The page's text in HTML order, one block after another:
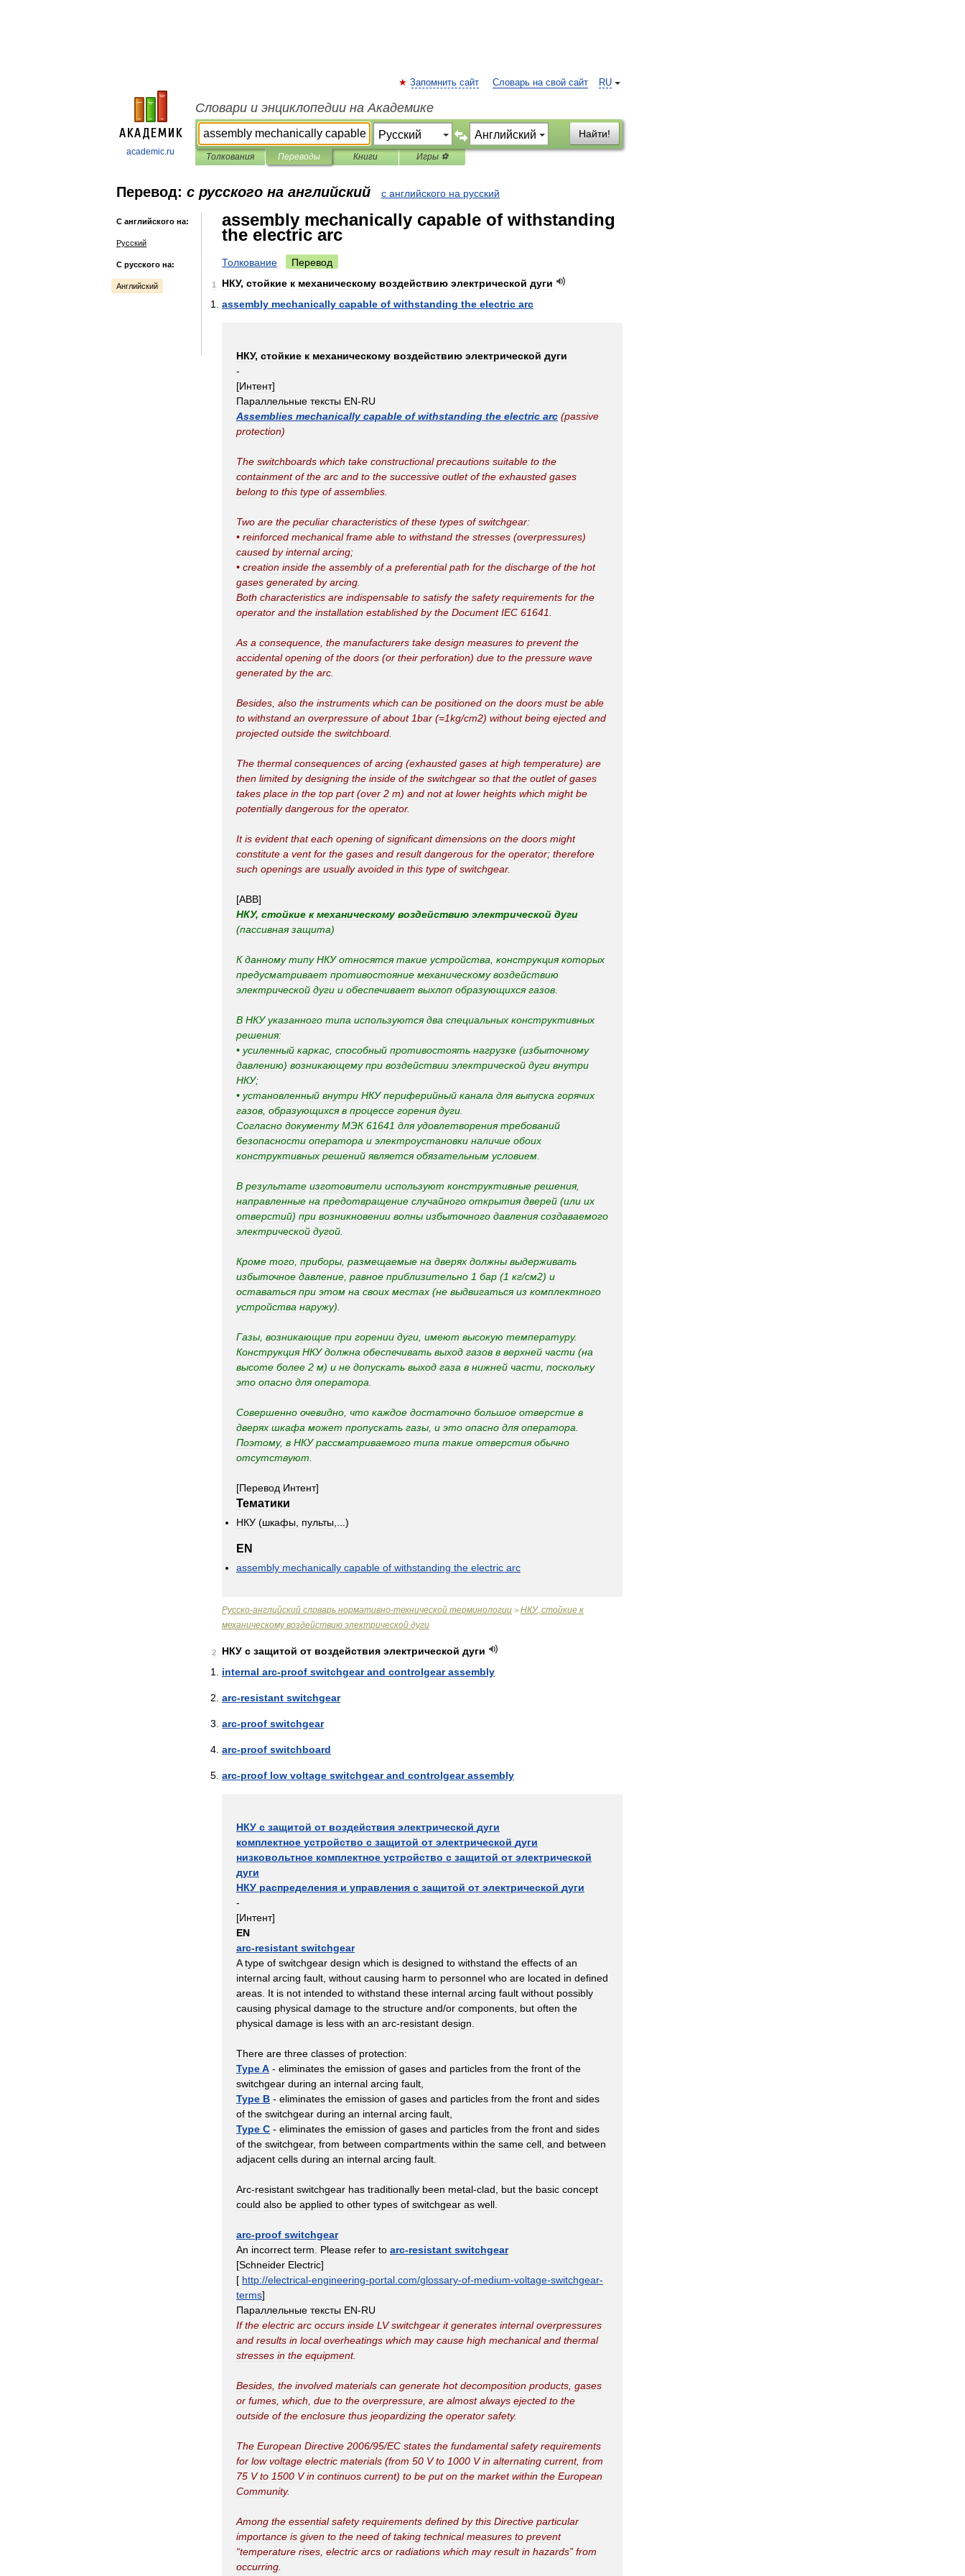
academic.ru
RU
Запомнить сайт Словарь на свой сайт
Словари и энциклопедии на Академике
Найти!
Толкования Переводы Книги Игры ⚽
Перевод: с русского на английский с английского на русский
С английского на:
Русский
С русского на:
Английский
assembly mechanically capable of withstanding
the electric arc
Толкование Перевод
1 НКУ, стойкие к механическому воздействию электрической дуги
assembly mechanically capable of withstanding the electric arc
НКУ, стойкие к механическому воздействию электрической дуги
-
[Интент]
Параллельные тексты EN-RU
Assemblies mechanically capable of withstanding the electric arc (passive
protection)
The switchboards which take constructional precautions suitable to the
containment of the arc and to the successive outlet of the exhausted gases
belong to this type of assemblies
Two are the peculiar characteristics of these types of switchgear:
• reinforced mechanical frame able to withstand the stresses (overpressures)
caused by internal arcing;
• creation inside the assembly of a preferential path for the discharge of the hot
gases generated by arcing
Both characteristics are indispensable to satisfy the safety requirements for the
operator and the installation established by the Document IEC 61641
As a consequence the manufacturers take design measures to prevent the
accidental opening of the doors (or their perforation) due to the pressure wave
generated by the arc
Besides also the instruments which can be positioned on the doors must be able
to withstand an overpressure of about 1bar (=1kg/cm2) without being ejected and
projected outside the switchboard
The thermal consequences of arcing (exhausted gases at high temperature) are
then limited by designing the inside of the switchgear so that the outlet of gases
takes place in the top part(over 2 m) and not at lower heights which might be
potentially dangerous for the operator.
It is evident that each opening of significant dimensions on the doors might
constitute a vent for the gases and result dangerous for the operator; therefore
such openings are usually avoided in this type of switchgear.
[ABB]
НКУ, стойкие к механическому воздействию электрической дуги
(пассивная защита)
К данному типу НКУ относятся такие устройства конструкция которых
предусматривает противостояние механическому воздействию
электрической дуги и обеспечивает выхлоп образующихся газов
В НКУ указанного типа используются два специальных конструктивных
решения:
• усиленный каркас способный противостоять нагрузке (избыточному
давлению) возникающему при воздействии электрической дуги внутри
НКУ;
• установленный внутри НКУ периферийный канала для выпуска горячих
газов образующихся в процессе горения дуги
Согласно документу МЭК 61641 для удовлетворения требований
безопасности оператора и электроустановки наличие обоих
конструктивных решений является обязательным условием
В результате изготовители используют конструктивные решения,
направленные на предотвращение случайного открытия дверей (или их
отверстий) при возникновении волны избыточного давления создаваемого
электрической дугой
Кроме того приборы размещаемые на дверях должны выдерживать
избыточное давление равное приблизительно 1 бар (1 кг/см2) и
оставаться при этом на своих местах (не выдвигаться из комплектного
устройства наружу).
Газы возникающие при горении дуги имеют высокую температуру.
Конструкция НКУ должна обеспечивать выход газов в верхней части (на
высоте более 2 м) и не допускать выход газа в нижней части поскольку
это опасно для оператора
Совершенно очевидно что каждое достаточно большое отверстие в
дверях шкафа может пропускать газы и это опасно для оператора
Поэтому, в НКУ рассматриваемого типа такие отверстия обычно
отсутствуют
[Перевод Интент]
Тематики
НКУ (шкафы пульты ,...)
EN
assembly mechanically capable of withstanding the electric arc
Русско-английский словарь нормативно-технической терминологии > НКУ, стойкие к
механическому воздействию электрической дуги
2 НКУ с защитой от воздействия электрической дуги
internal arc-proof switchgear and controlgear assemblу
arc-resistant switchgear
arc-proof switchgear
arc-proof switchboard
arc-proof low voltage switchgear and controlgear assembly
НКУ с защитой от воздействия электрической дуги
комплектное устройство с защитой от электрической дуги
низковольтное комплектное устройство с защитой от электрической
дуги
НКУ распределения и управления с защитой от электрической дуги
-
[Интент]
EN
arc-resistant switchgear
A type of switchgear design which is designed to withstand the effects of an
internal arcing fault without causing harm to personnel who are located in defined
areas It is not intended to withstand these internal arcing fault without possibly
causing physical damage to the structure and/or components but often the
physical damage is less with an arc-resistant design
There are three classes of protection:
TypeA - eliminates the emission of gases and particles from the front of the
switchgear during an internal arcing fault
Type B - eliminates the emission of gases and particles from the front and sides
of the switchgear during an internal arcing fault
Type C - eliminates the emission of gases and particles from the front and sides
of the switchgear, from between compartments within the same cell and between
adjacent cells during an internal arcing fault
Arc-resistant switchgear has traditionally been metal-clad but the basic concept
could also be applied to other types of switchgear as well
arc-proof switchgear
An incorrect term Please refer to arc-resistant switchgear
[Schneider Electric]
[ http://electrical-engineering-portal com/glossary-of-medium-voltage-switchgear-
terms]
Параллельные тексты EN-RU
If the electric arc occurs inside LV switchgear it generates internal overpressures
and results in local overheatings which may cause high mechanical and thermal
stresses in the equipment.
Besides the involved materials can generate hot decomposition products gases
or fumes which due to the overpressure are almost always ejected to the
outside of the enclosure thus jeopardizing the operator safety.
The European Directive 2006/95/EC states the fundamental safety requirements
for low voltage electric materials (from 50 V to 1000 V in alternating current, from
75 V to 1500 V in continuos current) to be put on the market within the European
Community.
Among the essential safety requirements defined by this Directive particular
importance is given to the need of taking technical measures to prevent
“temperature rises electric arcs or radiations which may result in hazards” from
occurring